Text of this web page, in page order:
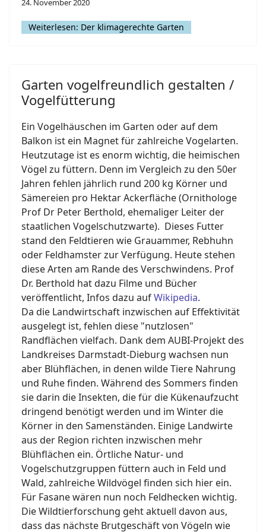
Weiterlesen: Der klimagerechte Garten
Garten vogelfreundlich gestalten /
Vogelfütterung
Ein Vogelhäuschen im Garten oder auf dem
Balkon ist ein Magnet für zahlreiche Vogelarten.
Heutzutage ist es enorm wichtig, die heimischen
Vögel zu füttern. Denn im Vergleich zu den 50er
Jahren fehlen jährlich rund 200 kg Körner und
Sämereien pro Hektar Ackerfläche (Ornithologe
Prof Dr Peter Berthold, ehemaliger Leiter der
staatlichen Vogelschutzwarte). Dieses Futter
stand den Feldtieren wie Grauammer, Rebhuhn
oder Feldhamster zur Verfügung. Heute stehen
diese Arten am Rande des Verschwindens. Prof
Dr. Berthold hat dazu Filme und Bücher
veröffentlicht, Infos dazu aufWikipedia.
Da die Landwirtschaft inzwischen auf Effektivität
ausgelegt ist, fehlen diese "nutzlosen"
Randflächen vielfach. Dank dem AUBI-Projekt des
Landkreises Darmstadt-Dieburg wachsen nun
aber Blühflächen, in denen wilde Tiere Nahrung
und Ruhe finden. Während des Sommers finden
sie darin die Insekten, die für die Kükenaufzucht
dringend benötigt werden und im Winter die
Körner in den Samenständen. Einige Landwirte
aus der Region richten inzwischen mehr
Blühflächen ein. Örtliche Natur- und
Vogelschutzgruppen füttern auch in Feld und
Wald, zahlreiche Wildvögel finden sich hier ein.
Für Fasane wären nun noch Feldhecken wichtig.
Die Wildtierforschung geht aktuell davon aus,
dass das nächste Brutgeschäft von Vögeln wie